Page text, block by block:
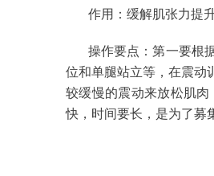
作用： 缓解肌张力提
操作要点：第一要根
位和单腿站立等，在震动
较缓慢的震动来放松肌
快，时间要长，是为了募